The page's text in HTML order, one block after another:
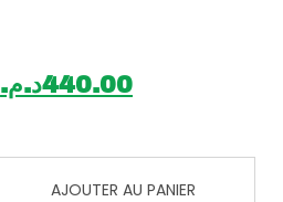
440.00د.م.
AJOUTER AU PANIER